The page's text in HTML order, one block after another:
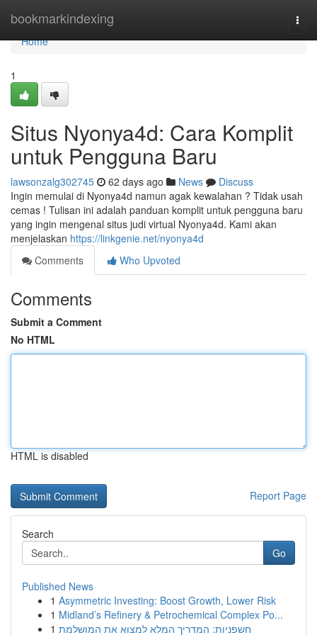
bookmarkindexing
Home
Home
1
Situs Nyonya4d: Cara Komplit
untuk Pengguna Baru
lawsonzalg302745 62 days ago News
Discuss
Ingin memulai di Nyonya4d namun agak kewalahan ? Tidak usah
cemas ! Tulisan ini adalah panduan komplit untuk pengguna baru
yang ingin mengenal situs judi virtual Nyonya4d. Kami akan
menjelaskan https://linkgenie.net/nyonya4d
Comments
Who Upvoted
Comments
Submit a Comment
No HTML
HTML is disabled
Report Page
Search
Go
Published News
1 Asymmetric Investing: Boost Growth, Lower Risk
1 Midland’s Refinery & Petrochemical Complex Po...
1 חשפניות: המדריך המלא למצוא את המושלמת